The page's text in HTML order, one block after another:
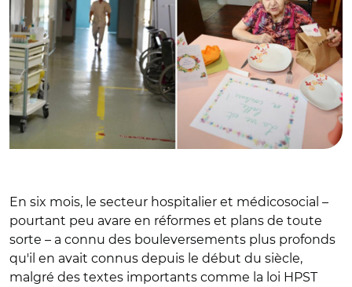
En six mois, le secteur hospitalier et médicosocial –
pourtant peu avare en réformes et plans de toute
sorte – a connu des bouleversements plus profonds
qu'il en avait connus depuis le début du siècle,
malgré des textes importants comme la loi HPST